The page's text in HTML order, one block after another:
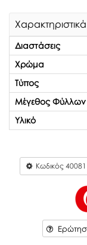
Χαρακτηριστικά
Διαστάσεις
Χρώμα
Τύπος
Μέγεθος Φύλλων
Υλικό
Κωδικός